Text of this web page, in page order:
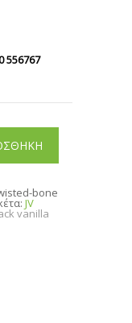
556767
bone
JV
vanilla